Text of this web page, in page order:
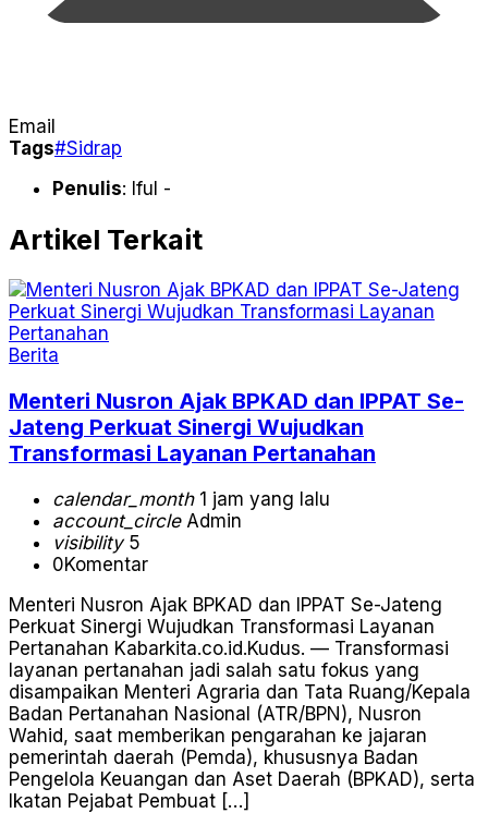
Email
Tags#Sidrap
Penulis: Iful -
Artikel Terkait
Berita
Menteri Nusron Ajak BPKAD dan IPPAT Se-
Jateng Perkuat Sinergi Wujudkan
Transformasi Layanan Pertanahan
calendar_month1 jam yang lalu
account_circleAdmin
visibility5
0Komentar
Menteri Nusron Ajak BPKAD dan IPPAT Se-Jateng
Perkuat Sinergi Wujudkan Transformasi Layanan
Pertanahan Kabarkita.co.id.Kudus. — Transformasi
layanan pertanahan jadi salah satu fokus yang
disampaikan Menteri Agraria dan Tata Ruang/Kepala
Badan Pertanahan Nasional (ATR/BPN), Nusron
Wahid, saat memberikan pengarahan ke jajaran
pemerintah daerah (Pemda), khususnya Badan
Pengelola Keuangan dan Aset Daerah (BPKAD), serta
Ikatan Pejabat Pembuat […]